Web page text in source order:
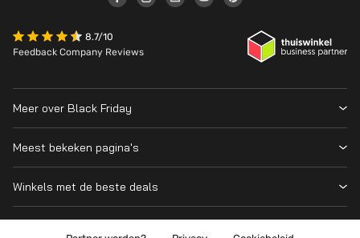
8.7/10
Feedback Company Reviews
Meer over Black Friday
Wanneer is Black Friday?
Cyber Monday 2026
Over ons
Meest bekeken pagina's
Prijsvergelijker
Winkels met de beste deals